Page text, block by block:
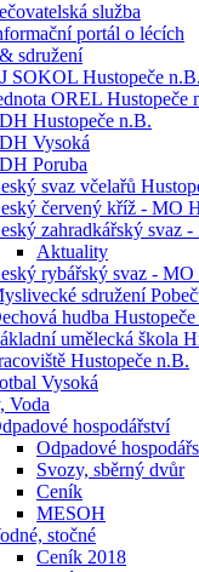
služba
portál o lécích
sdružení
SOKOL Hustopeče n.B.
OREL Hustopeče
Hustopeče n.B.
Vysoká
Poruba
svaz včelařů
červený kříž - MO
zahradkářský svaz
Aktuality
rybářský svaz - MO
sdružení
hudba
umělecká škola
Hustopeče n.B.
Vysoká
Voda
hospodářství
Odpadové
Svozy, sběrný dvůr
Ceník
MESOH
stočné
Ceník 2018